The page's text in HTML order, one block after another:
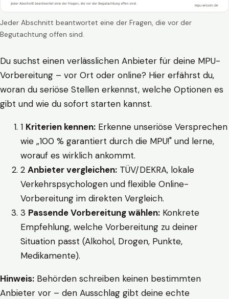
Jeder Abschnitt beantwortet eine der Fragen, die vor der
Begutachtung offen sind.
Du suchst einen verlässlichen Anbieter für deine MPU-
Vorbereitung – vor Ort oder online? Hier erfährst du,
woran du seriöse Stellen erkennst, welche Optionen es
gibt und wie du sofort starten kannst.
1 Kriterien kennen: Erkenne unseriöse Versprechen
wie „100 % garantiert durch die MPU!" und lerne,
worauf es wirklich ankommt.
2 Anbieter vergleichen: TÜV/DEKRA, lokale
Verkehrspsychologen und flexible Online-
Vorbereitung im direkten Vergleich.
3 Passende Vorbereitung wählen: Konkrete
Empfehlung, welche Vorbereitung zu deiner
Situation passt (Alkohol, Drogen, Punkte,
Medikamente).
Hinweis: Behörden schreiben keinen bestimmten
Anbieter vor – den Ausschlag gibt deine echte